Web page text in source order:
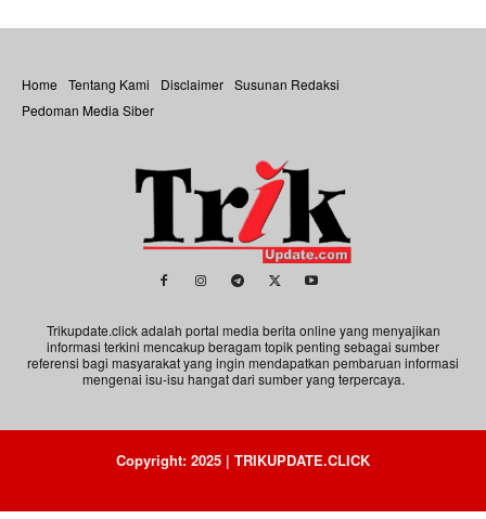
Home Tentang Kami Disclaimer Susunan Redaksi
Pedoman Media Siber
Trikupdate.click adalah portal media berita online yang menyajikan
informasi terkini mencakup beragam topik penting sebagai sumber
referensi bagi masyarakat yang ingin mendapatkan pembaruan informasi
mengenai isu-isu hangat dari sumber yang terpercaya.
Copyright: 2025 | TRIKUPDATE.CLICK